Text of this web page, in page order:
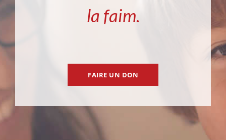
la faim.
FAIRE UN DON